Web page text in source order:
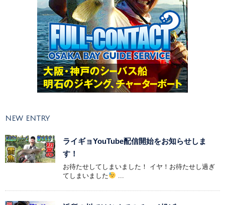
NEW ENTRY
ライギョYouTube配信開始をお知らせしま
す！
お待たせしてしまいました！ イヤ！お待たせし過ぎ
てしまいました